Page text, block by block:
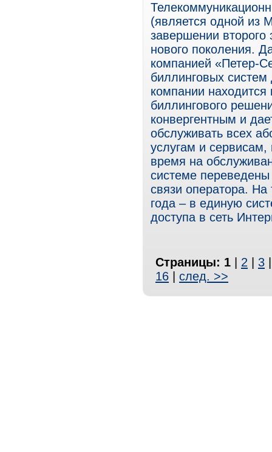
(является одной из
завершении второго
нового поколения.
компанией «Петер-
биллинговых
компании
биллингового
конвергентным и
обслуживать всех
услугам и
время на
системе
связи оператора. На
года – в единую
доступа в сеть
Страницы: 1 2 3
16
след. >>